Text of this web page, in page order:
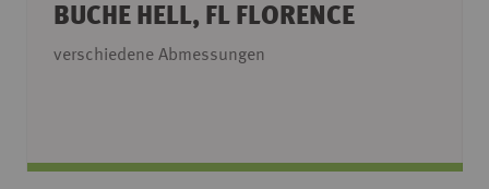
BUCHE HELL, FL FLORENCE
verschiedene Abmessungen